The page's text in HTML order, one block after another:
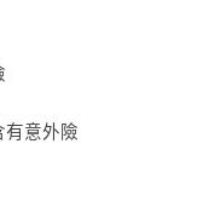
意外險